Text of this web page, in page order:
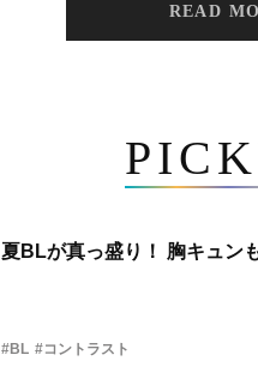
READ
夏BLが真っ盛り！ 胸キュン
#BL #コントラスト